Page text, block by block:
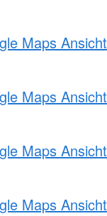
Maps Ansicht
Maps Ansicht
Maps Ansicht
Maps Ansicht